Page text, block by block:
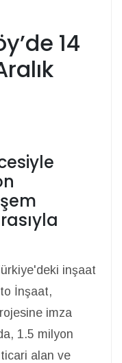
14
inşaat
İnşaat,
imza
1.5 milyon
alan ve